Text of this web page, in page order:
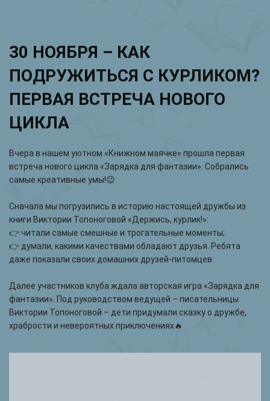
30 НОЯБРЯ – КАК
ПОДРУЖИТЬСЯ С КУРЛИКОМ?
ПЕРВАЯ ВСТРЕЧА НОВОГО
ЦИКЛА
Вчера в нашем уютном «Книжном маячке» прошла первая
встреча нового цикла «Зарядка для фантазии». Собрались
самые креативные умы!😉
Сначала мы погрузились в историю настоящей дружбы из
книги Виктории Топоноговой «Держись, курлик!»:
👉 читали самые смешные и трогательные моменты;
👉 думали, какими качествами обладают друзья. Ребята
даже показали своих домашних друзей-питомцев.
Далее участников клуба ждала авторская игра «Зарядка для
фантазии». Под руководством ведущей – писательницы
Виктории Топоноговой – дети придумали сказку о дружбе,
храбрости и невероятных приключениях🔥